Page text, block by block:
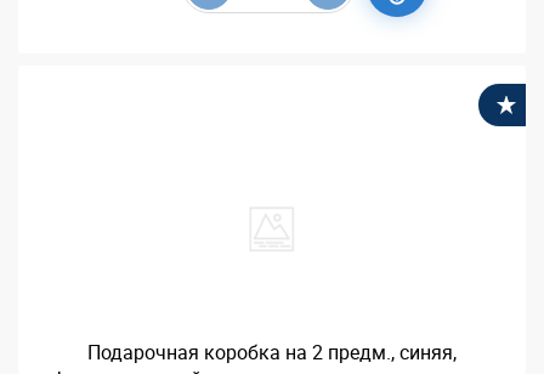
Подарочная коробка на 2 предм., синяя,